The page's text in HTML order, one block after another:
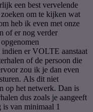
een best vervelende
om te kijken wat
heb ik even met onze
of er nog verder
er VOLTE aanstaat
of de persoon die
zou ik je dan even
Als dit niet
op het netwerk. Dan is
dus zoals je aangeeft
van minimaal 1